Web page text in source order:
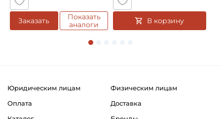
Заказать
Показать
аналоги
В корзину
Юридическим лицам
Физическим лицам
Оплата
Доставка